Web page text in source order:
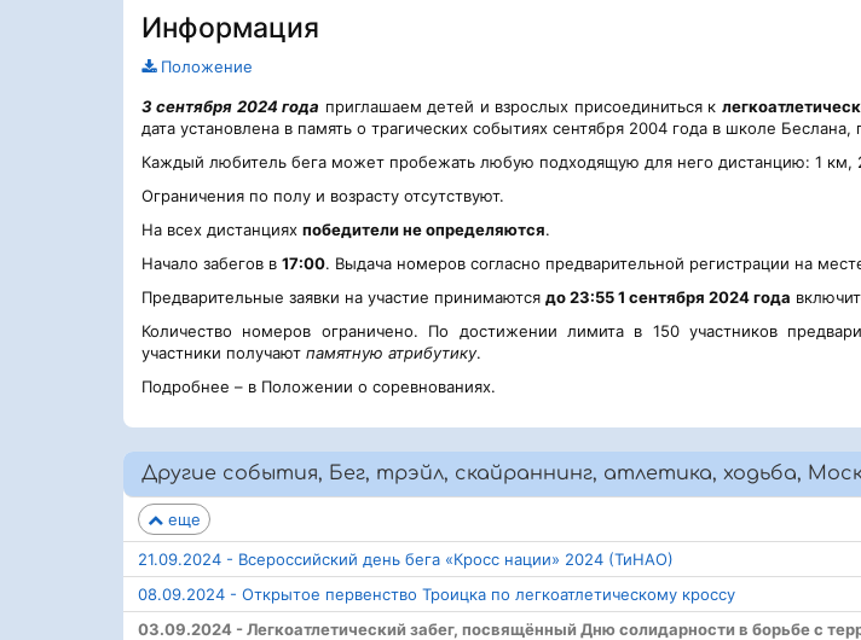
Информация
Положение
3 сентября 2024 года приглашаем детей и взрослых присоединиться к
дата установлена в память о трагических событиях сентября 2004 года в школе
Каждый любитель бега может пробежать любую подходящую для него дистанцию: 1 км,
Ограничения по полу и возрасту отсутствуют.
На всех дистанциях победители не определяются.
Начало забегов в 17:00. Выдача номеров согласно предварительной регистрации на
Предварительные заявки на участие принимаются до 23:55 1 сентября 2024 года
Количество номеров ограничено. По достижении лимита в 150 участников
участники получают памятную атрибутику.
Подробнее – в Положении о соревнованиях.
Другие события, Бег, трэйл, скайраннинг, атлетика, ходьба,
еще
21.09.2024 - Всероссийский день бега «Кросс нации» 2024 (ТиНАО)
08.09.2024 - Открытое первенство Троицка по легкоатлетическому кроссу
03.09.2024 - Легкоатлетический забег, посвящённый Дню солидарности в борьбе с